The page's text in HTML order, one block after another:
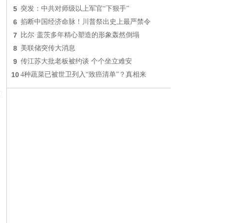
5 突发：中共对师级以上军官“下狠手”
6 掐断中国经济命脉！川普祭出史上最严禁令
7 比尔·盖茨多年精心塑造的形象轰然倒塌
8 美联储突传大消息
9 传江苏大批老板被约谈 个个坐立难安
10 4种蔬菜已被世卫列入“致癌清单”？真相来